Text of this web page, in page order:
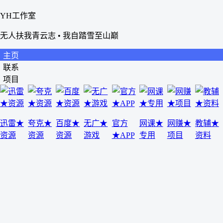
YH工作室
无人扶我青云志 • 我自踏雪至山巅
主页
联系
项目
迅雷★
资源
夸克★
资源
百度★
资源
无广★
游戏
官方
★APP
网课★
专用
网赚★
项目
教辅★
资料